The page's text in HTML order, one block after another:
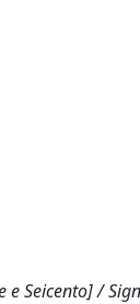
Seicento] /